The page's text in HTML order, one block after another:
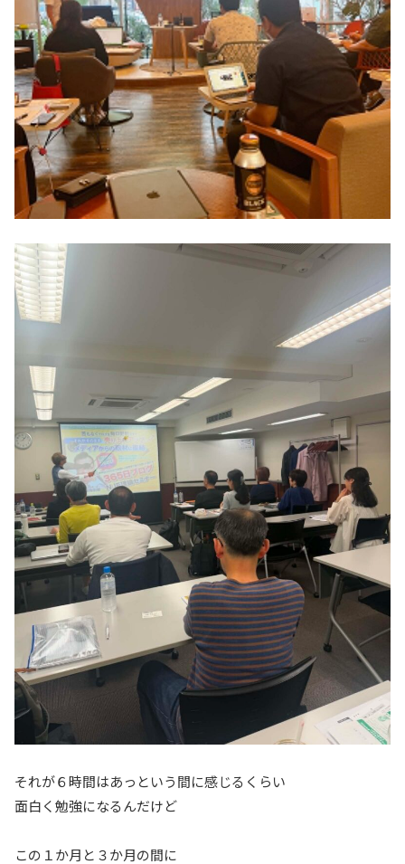
それが６時間はあっという間に感じるくらい
面白く勉強になるんだけど
この１か月と３か月の間に